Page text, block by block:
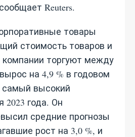
Reuters.
товары
стоимость товаров и
компании торгуют между
на 4,9 % в годовом
высокий
2023 года. Он
средние прогнозы
рост на 3,0 %, и